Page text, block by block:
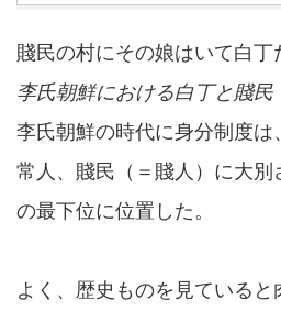
賤民の村にその娘はいて白丁
李氏朝鮮における白丁と賤民
李氏朝鮮の時代に身分制度は
常人、賤民（＝賤人）に大別
の最下位に位置した。
よく、歴史ものを見ている